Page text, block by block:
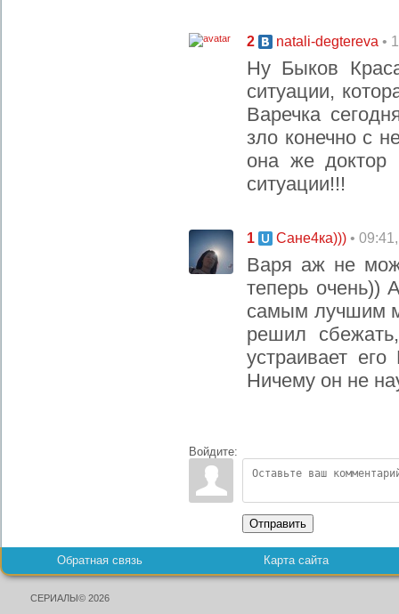
2 natali-degtereva •
Ну Быков
ситуации,
Варечка
зло конечно с
она же
ситуации!!!
1 Сане4ка))) •
Варя аж не
теперь очень))
самым лучшим
решил
устраивает
Ничему он не
Войдите:
Отправить
Обратная связь Карта сайта
СЕРИАЛЫ© 2026